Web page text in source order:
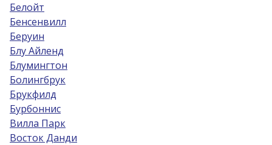
Белойт
Бенсенвилл
Беруин
Блу Айленд
Блумингтон
Болингбрук
Брукфилд
Бурбоннис
Вилла Парк
Восток Данди